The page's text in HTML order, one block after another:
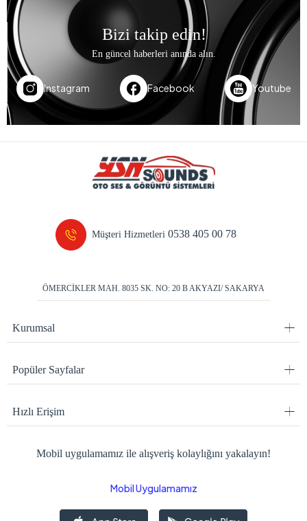
Bizi takip edin!
En güncel haberleri anında alın.
Instagram Facebook Youtube
Müşteri Hizmetleri0538 405 00 78
ÖMERCİKLER MAH. 8035 SK. NO: 20 B AKYAZI/ SAKARYA
Kurumsal
Popüler Sayfalar
Hızlı Erişim
Mobil uygulamamız ile alışveriş kolaylığını yakalayın!
Mobil Uygulamamız